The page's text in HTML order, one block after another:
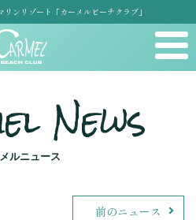
ンリゾート「カーメルビーチクラブ」
News
ルニュース
前のニュース